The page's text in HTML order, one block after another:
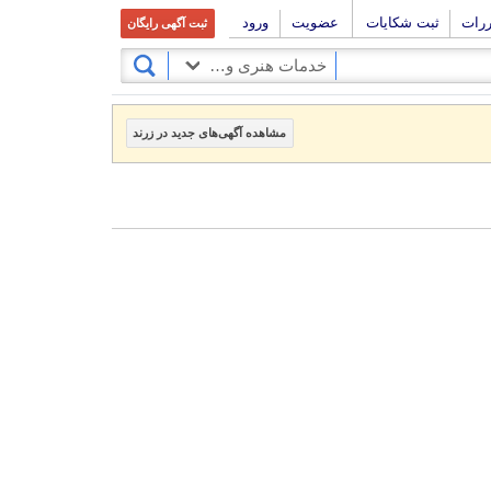
ثبت شکایات عضویت ورود ثبت آگهی رایگان
خدمات هنری و فرهنگی
مشاهده آگهی‌های جدید در زرند